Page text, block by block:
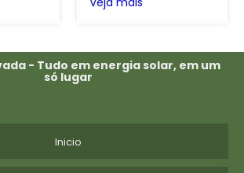
- Tudo em energia solar, em um
só lugar
Inicio